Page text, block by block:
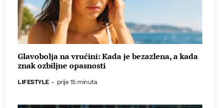
Glavobolja na vrućini: Kada je bezazlena, a kada
znak ozbiljne opasnosti
LIFESTYLE - prije 15 minuta